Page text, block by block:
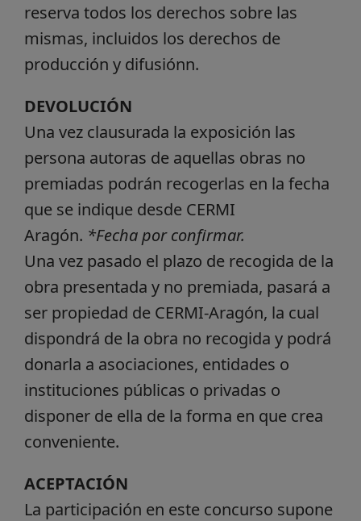
reserva todos los derechos sobre las
mismas, incluidos los derechos de
producción y difusiónn.
DEVOLUCIÓN
Una vez clausurada la exposición las
persona autoras de aquellas obras no
premiadas podrán recogerlas en la fecha
que se indique desde CERMI
Aragón. *Fecha por confirmar.
Una vez pasado el plazo de recogida de la
obra presentada y no premiada, pasará a
ser propiedad de CERMI-Aragón, la cual
dispondrá de la obra no recogida y podrá
donarla a asociaciones, entidades o
instituciones públicas o privadas o
disponer de ella de la forma en que crea
conveniente.
ACEPTACIÓN
La participación en este concurso supone